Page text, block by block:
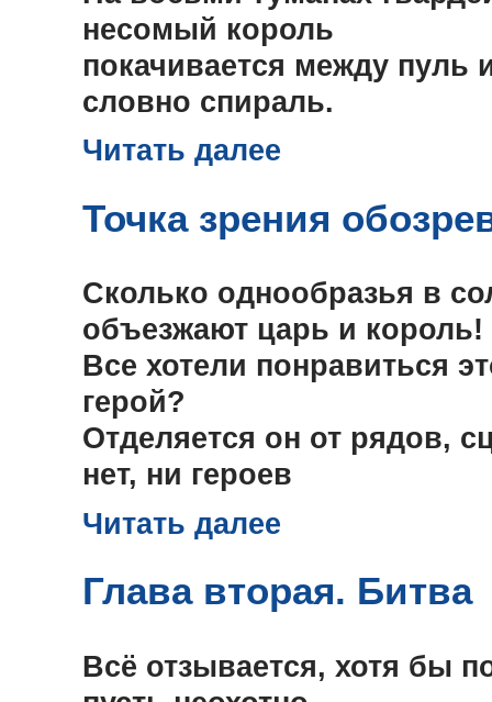
несомый король
покачивается между пуль
словно спираль.
Читать далее
Точка зрения
Сколько однообразья в
объезжают царь и король!
Все хотели понравиться
герой?
Отделяется он от рядов,
нет, ни героев
Читать далее
Глава вторая. Битва
Всё отзывается, хотя бы